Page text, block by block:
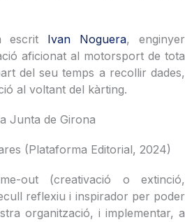
escrit Ivan Noguera, enginyer
aficionat al motorsport de tota
del seu temps a recollir dades,
al voltant del kàrting.
Junta de Girona
(Plataforma Editorial, 2024)
out (creativació o extinció,
reflexiu i inspirador per poder
organització, i implementar, a